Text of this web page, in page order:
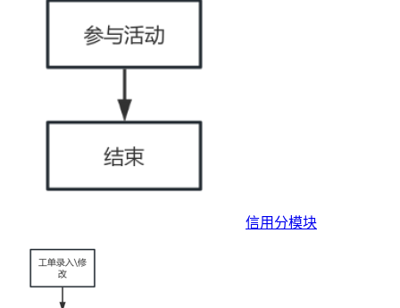
信用分模块